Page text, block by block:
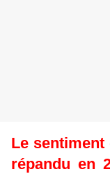
Le
répandu en